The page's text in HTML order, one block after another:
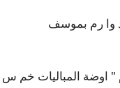
وا رم بموسف
المباليات خم س